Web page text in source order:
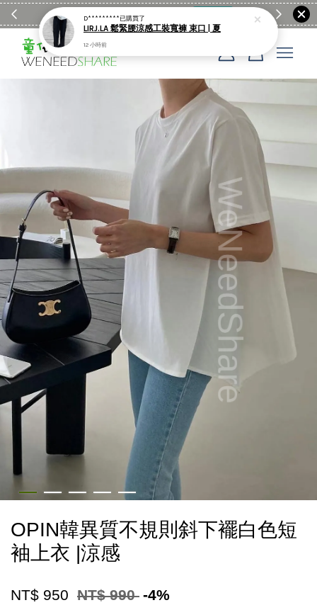
滿$1990送日亞麻棉簡約餐墊 童裝
OPIN韓異質不規則斜下襬白色短
袖上衣 |涼感
NT$ 950 NT$ 990 -4%
您的購物車目前還是空的。
繼續購物
D*********已購買了
LIRJ.LA 鬆緊腰涼感工裝寬褲 束口 | 夏
12 小時前